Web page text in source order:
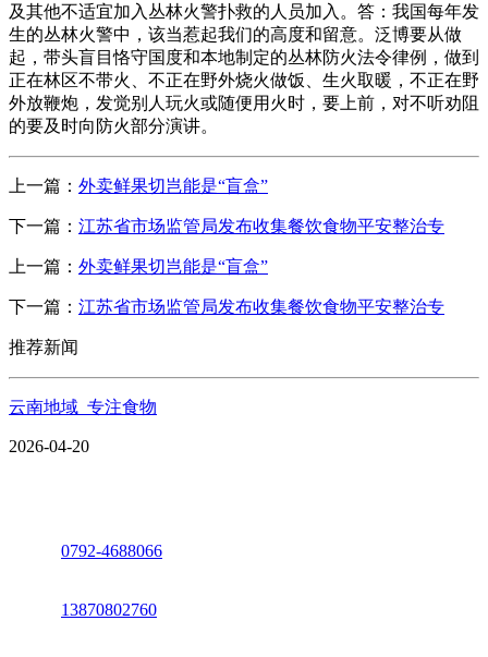
及其他不适宜加入丛林火警扑救的人员加入。答：我国每年发
生的丛林火警中，该当惹起我们的高度和留意。泛博要从做
起，带头盲目恪守国度和本地制定的丛林防火法令律例，做到
正在林区不带火、不正在野外烧火做饭、生火取暖，不正在野
外放鞭炮，发觉别人玩火或随便用火时，要上前，对不听劝阻
的要及时向防火部分演讲。
上一篇： 外卖鲜果切岂能是“盲盒”
下一篇： 江苏省市场监管局发布收集餐饮食物平安整治专
上一篇： 外卖鲜果切岂能是“盲盒”
下一篇： 江苏省市场监管局发布收集餐饮食物平安整治专
推荐新闻
云南地域_专注食物
2026-04-20
0792-4688066
13870802760